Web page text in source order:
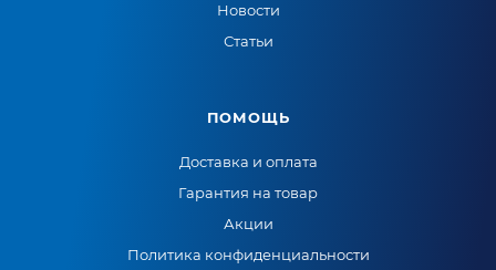
Новости
Статьи
ПОМОЩЬ
Доставка и оплата
Гарантия на товар
Акции
Политика конфиденциальности